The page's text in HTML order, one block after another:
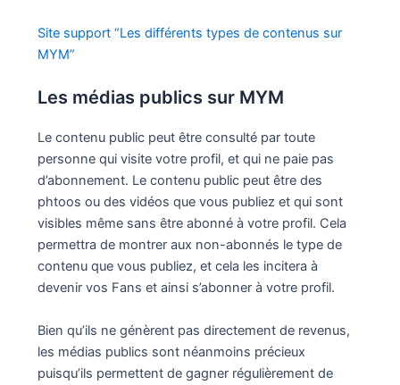
Site support “Les différents types de contenus sur
MYM”
Les médias publics sur MYM
Le contenu public peut être consulté par toute
personne qui visite votre profil, et qui ne paie pas
d’abonnement. Le contenu public peut être des
phtoos ou des vidéos que vous publiez et qui sont
visibles même sans être abonné à votre profil. Cela
permettra de montrer aux non-abonnés le type de
contenu que vous publiez, et cela les incitera à
devenir vos Fans et ainsi s’abonner à votre profil.
Bien qu’ils ne génèrent pas directement de revenus,
les médias publics sont néanmoins précieux
puisqu’ils permettent de gagner régulièrement de